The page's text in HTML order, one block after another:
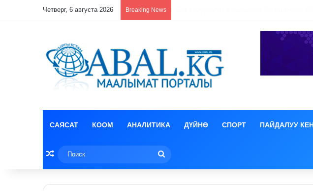
Четверг, 6 августа 2026 Breaking News
САЯСАТ КООМ АНАЛИТИКА ДҮЙНӨ СПОРТ ПАЙДАЛУУ
Random Article